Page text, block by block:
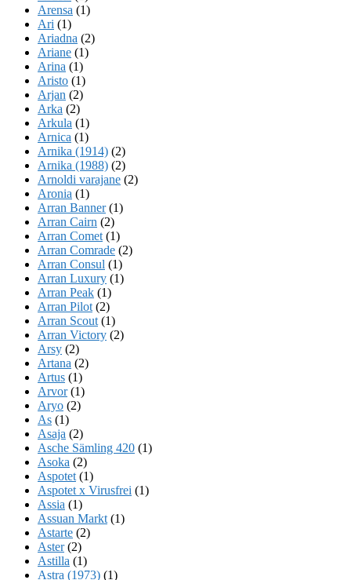
Arensa (1)
Ari (1)
Ariadna (2)
Ariane (1)
Arina (1)
Aristo (1)
Arjan (2)
Arka (2)
Arkula (1)
Arnica (1)
Arnika (1914) (2)
Arnika (1988) (2)
Arnoldi varajane (2)
Aronia (1)
Arran Banner(1)
Arran Cairn (2)
Arran Comet (1)
Arran Comrade (2)
Arran Consul (1)
Arran Luxury (1)
Arran Peak (1)
Arran Pilot (2)
Arran Scout (1)
Arran Victory (2)
Arsy (2)
Artana (2)
Artus (1)
Arvor(1)
Aryo (2)
As (1)
Asaja (2)
Asche Sämling 420 (1)
Asoka (2)
Aspotet (1)
Aspotet x Virusfrei (1)
Assia (1)
Assuan Markt (1)
Astarte (2)
Aster(2)
Astilla (1)
Astra (1973) (1)